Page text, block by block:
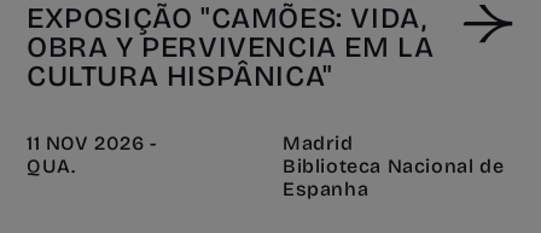
EXPOSIÇÃO "CAMÕES: VIDA,
OBRA Y PERVIVENCIA EM LA
CULTURA HISPÂNICA"
11 NOV 2026 -
QUA.
Madrid
Biblioteca Nacional de
Espanha